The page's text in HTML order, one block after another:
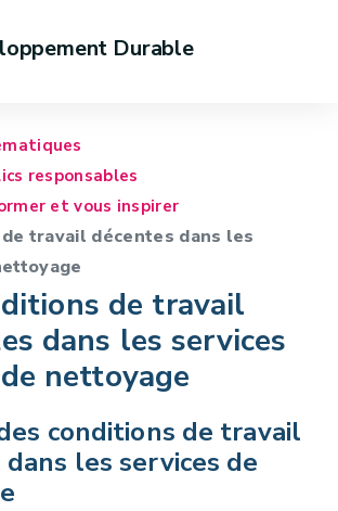
Durable
responsables
et vous inspirer
travail décentes dans les
de travail
dans les services
de nettoyage
conditions de travail
les services de